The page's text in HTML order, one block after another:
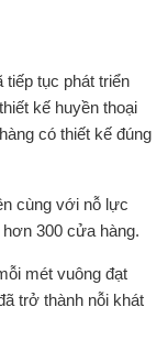
tiếp tục phát triển
kế huyền thoại
có thiết kế đúng
cùng với nỗ lực
300 cửa hàng.
mét vuông đạt
trở thành nỗi khát